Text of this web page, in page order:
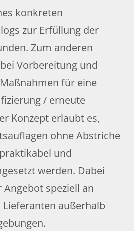
konkreten
zur Erfüllung der
Zum anderen
Vorbereitung und
für eine
/ erneute
Konzept erlaubt es,
ohne Abstriche
und
werden. Dabei
speziell an
außerhalb